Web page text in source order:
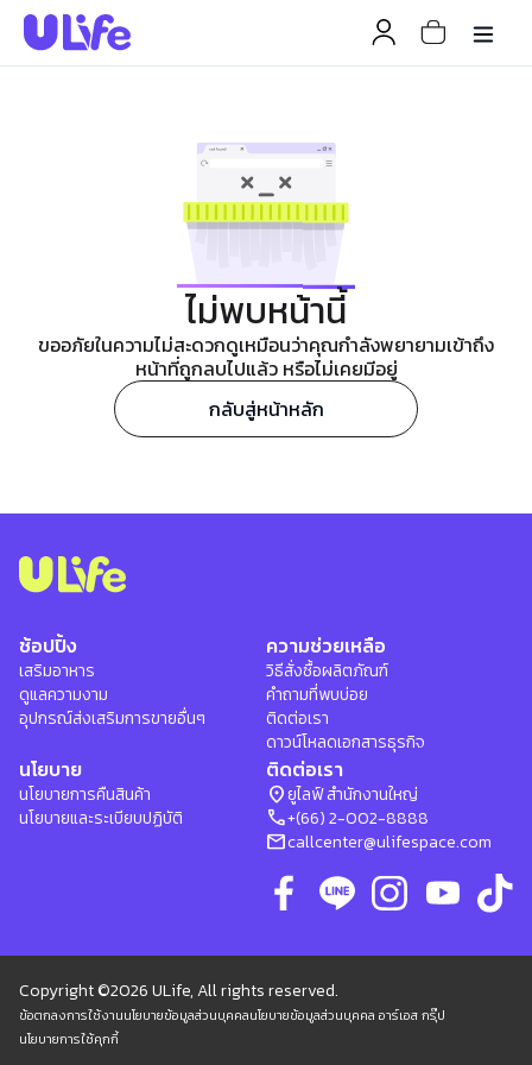
ไม่พบหน้านี้
ขออภัยในความไม่สะดวกดูเหมือนว่าคุณกำลังพยายามเข้าถึง
หน้าที่ถูกลบไปแล้ว หรือไม่เคยมีอยู่
กลับสู่หน้าหลัก
ช้อปปิ้ง
เสริมอาหาร
ดูแลความงาม
อุปกรณ์ส่งเสริมการขายอื่นๆ
ความช่วยเหลือ
วิธีสั่งซื้อผลิตภัณฑ์
คำถามที่พบบ่อย
ติดต่อเรา
ดาวน์โหลดเอกสารธุรกิจ
นโยบาย
นโยบายการคืนสินค้า
นโยบายและระเบียบปฏิบัติ
ติดต่อเรา
location_onยูไลฟ์ สำนักงานใหญ่
phone+(66) 2-002-8888
mailcallcenter@ulifespace.com
Copyright ©2026 ULife, All rights reserved.
ข้อตกลงการใช้งานนโยบายข้อมูลส่วนบุคคลนโยบายข้อมูลส่วนบุคคล อาร์เอส กรุ๊ป
นโยบายการใช้คุกกี้